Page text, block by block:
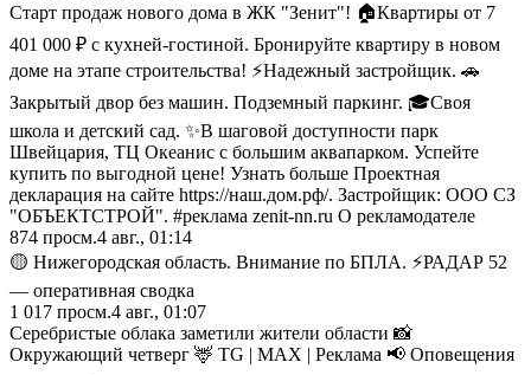
Старт продаж нового дома в ЖК "Зенит"! 🏠Квартиры от 7
401 000 ₽ с кухней-гостиной. Бронируйте квартиру в новом
доме на этапе строительства! ⚡Надежный застройщик. 🚗
Закрытый двор без машин. Подземный паркинг. 🎓Своя
школа и детский сад. ✨В шаговой доступности парк
Швейцария, ТЦ Океанис с большим аквапарком. Успейте
купить по выгодной цене! Узнать больше Проектная
декларация на сайте https://наш.дом.рф/. Застройщик: ООО СЗ
"ОБЪЕКТСТРОЙ". #реклама zenit-nn.ru О рекламодателе
874 просм.4 авг., 01:14
🟡 Нижегородская область. Внимание по БПЛА. ⚡️РАДАР 52
— оперативная сводка
1 017 просм.4 авг., 01:07
Серебристые облака заметили жители области 📸
Окружающий четверг 🦌 TG | MAX | Реклама 📢 Оповещения